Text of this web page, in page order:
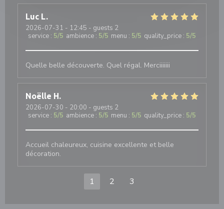
Luc L
2026-07-31 - 12:45 - guests 2
service : 5/5 ambience : 5/5 menu : 5/5 quality_price : 5/5
Quelle belle découverte. Quel régal. Merciiiiiii
Noëlle H
2026-07-30 - 20:00 - guests 2
service : 5/5 ambience : 5/5 menu : 5/5 quality_price : 5/5
Accueil chaleureux, cuisine excellente et belle
décoration.
1 2 3